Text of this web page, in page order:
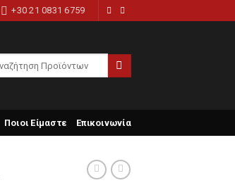
+30 21 0831 6759
Ποιοι Είμαστε Επικοινωνία